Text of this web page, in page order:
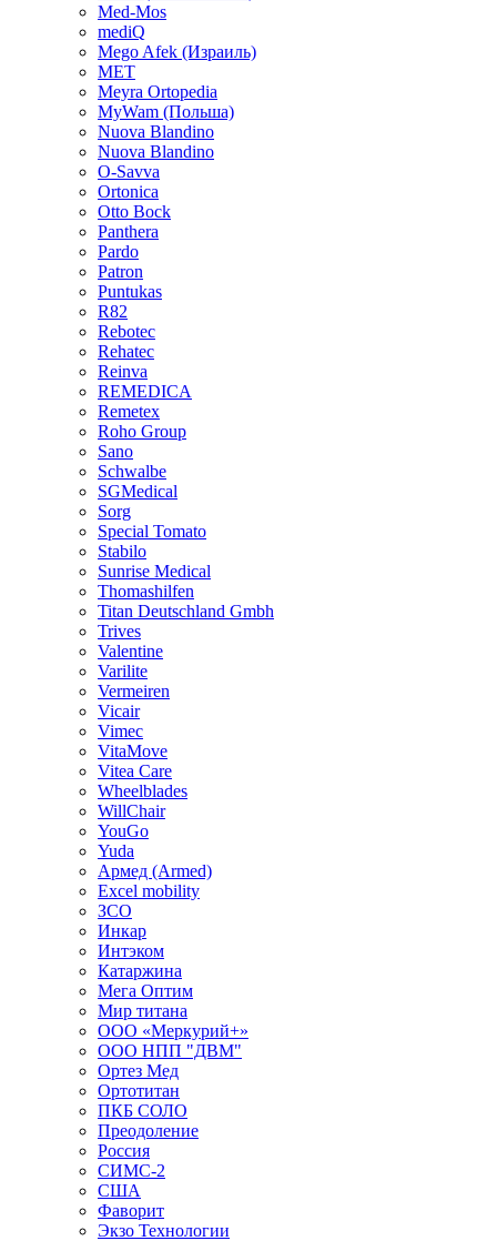
Med-Mos
mediQ
Mego Afek (Израиль)
MET
Meyra Ortopedia
MyWam (Польша)
Nuova Blandino
Nuova Blandino
O-Savva
Ortonica
Otto Bock
Panthera
Pardo
Patron
Puntukas
R82
Rebotec
Rehatec
Reinva
REMEDICA
Remetex
Roho Group
Sano
Schwalbe
SGMedical
Sorg
Special Tomato
Stabilo
Sunrise Medical
Thomashilfen
Titan Deutschland Gmbh
Trives
Valentine
Varilite
Vermeiren
Vicair
Vimec
VitaMove
Vitea Care
Wheelblades
WillChair
YouGo
Yuda
Армед (Armed)
Еxcel mobility
ЗСО
Инкар
Интэком
Катаржина
Мега Оптим
Мир титана
ООО «Меркурий+»
ООО НПП "ДВМ"
Ортез Мед
Ортотитан
ПКБ СОЛО
Преодоление
Россия
СИМС-2
США
Фаворит
Экзо Технологии